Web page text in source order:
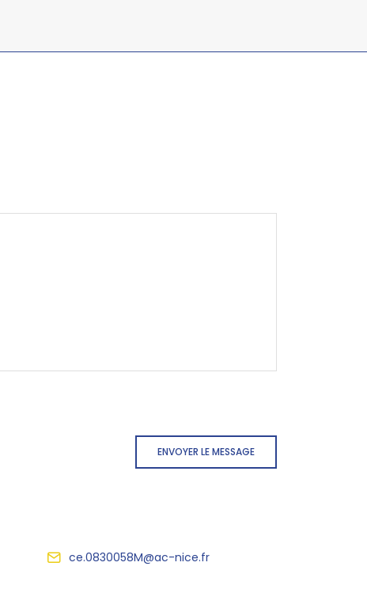
ENVOYER LE MESSAGE
ce.0830058M@ac-nice.fr